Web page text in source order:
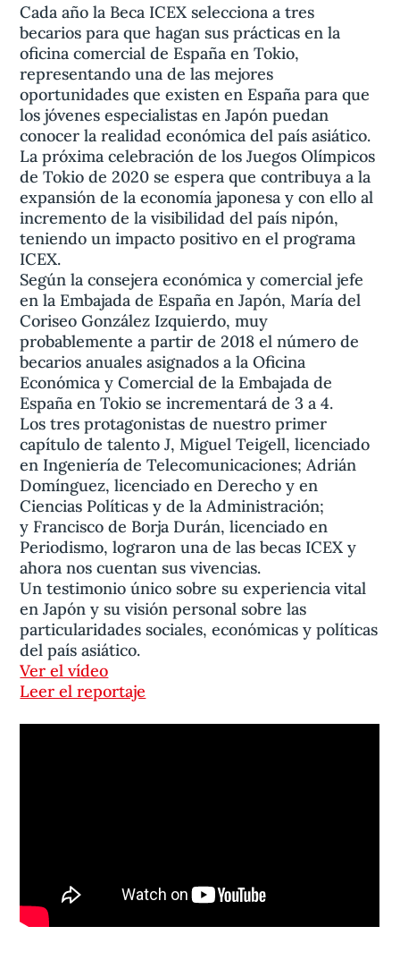
Cada año la Beca ICEX selecciona a tres
becarios para que hagan sus prácticas en la
oficina comercial de España en Tokio,
representando una de las mejores
oportunidades que existen en España para que
los jóvenes especialistas en Japón puedan
conocer la realidad económica del país asiático.
La próxima celebración de los Juegos Olímpicos
de Tokio de 2020 se espera que contribuya a la
expansión de la economía japonesa y con ello al
incremento de la visibilidad del país nipón,
teniendo un impacto positivo en el programa
ICEX.
Según la consejera económica y comercial jefe
en la Embajada de España en Japón, María del
Coriseo González Izquierdo, muy
probablemente a partir de 2018 el número de
becarios anuales asignados a la Oficina
Económica y Comercial de la Embajada de
España en Tokio se incrementará de 3 a 4.
Los tres protagonistas de nuestro primer
capítulo de talento J, Miguel Teigell, licenciado
en Ingeniería de Telecomunicaciones; Adrián
Domínguez, licenciado en Derecho y en
Ciencias Políticas y de la Administración;
y Francisco de Borja Durán, licenciado en
Periodismo, lograron una de las becas ICEX y
ahora nos cuentan sus vivencias.
Un testimonio único sobre su experiencia vital
en Japón y su visión personal sobre las
particularidades sociales, económicas y políticas
del país asiático.
Ver el vídeo
Leer el reportaje